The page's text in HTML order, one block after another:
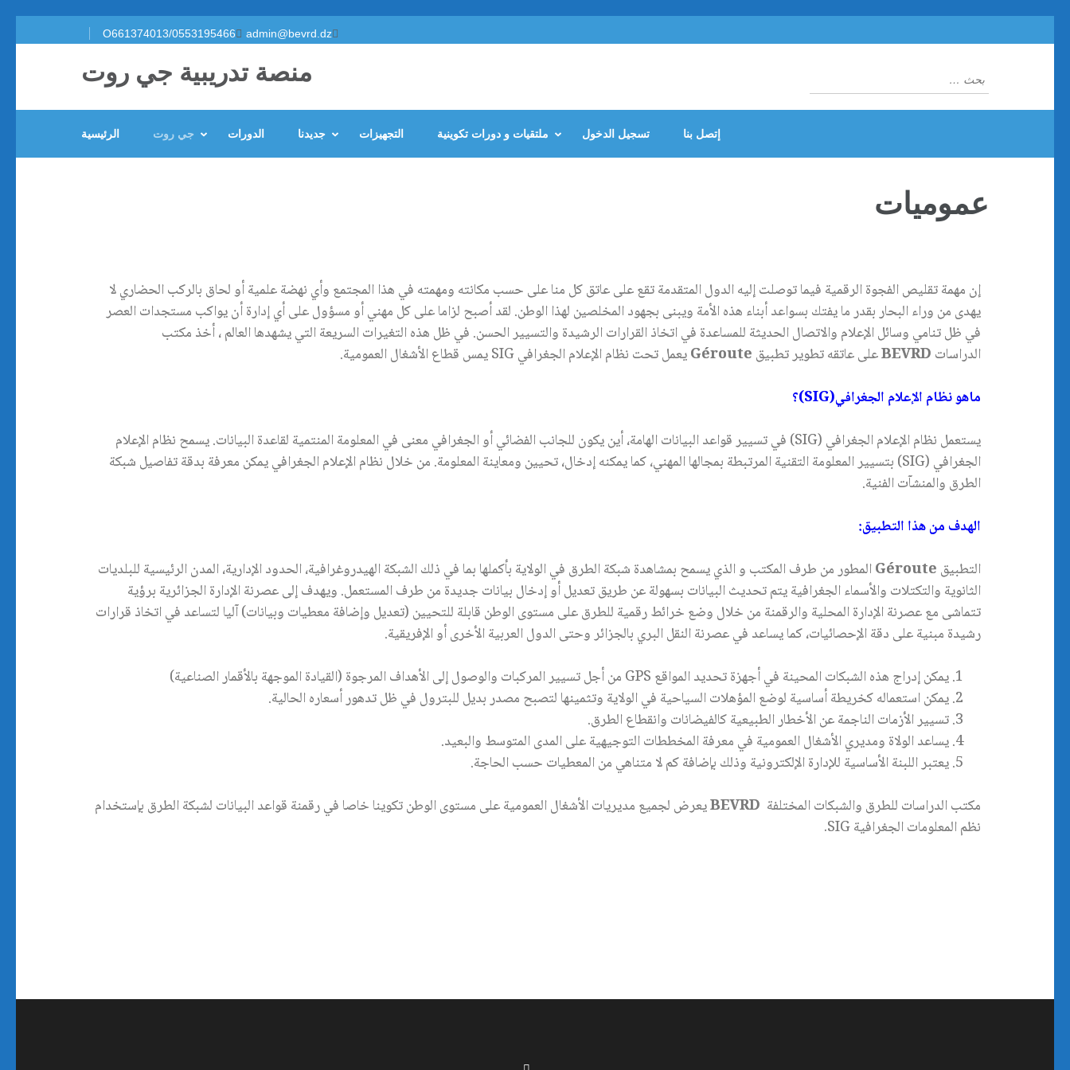
admin@bevrd.dz
O661374013/0553195466
منصة تدريبية جي روت
الرئيسية جي روت الدورات جديدنا التجهيزات ملتقيات و دورات تكوينية تسجيل الدخول إتصل بنا
عموميات
إن مهمة تقليص الفجوة الرقمية فيما توصلت إليه الدول المتقدمة تقع على عاتق كل منا على حسب مكانته ومهمته في هذا المجتمع وأي نهضة علمية أو لحاق بالركب الحضاري لا
يهدى من وراء البحار بقدر ما يفتك بسواعد أبناء هذه الأمة ويبنى بجهود المخلصين لهذا الوطن. لقد أصبح لزاما على كل مهني أو مسؤول على أي إدارة أن يواكب مستجدات العصر
في ظل تنامي وسائل الإعلام والاتصال الحديثة للمساعدة في اتخاذ القرارات الرشيدة والتسيير الحسن. في ظل هذه التغيرات السريعة التي يشهدها العالم ، أخذ مكتب
الدراسات BEVRDعلى عاتقه تطوير تطبيق Gérouteيعمل تحت نظام الإعلام الجغرافي SIG يمس قطاع الأشغال العمومية.
ماهو نظام الإعلام الجغرافي(SIG)
؟
يستعمل نظام الإعلام الجغرافي (SIG) في تسيير قواعد البيانات الهامة، أين يكون للجانب الفضائي أو الجغرافي معنى في المعلومة المنتمية لقاعدة البيانات. يسمح نظام الإعلام
الجغرافي (SIG) بتسيير المعلومة التقنية المرتبطة بمجالها المهني، كما يمكنه إدخال، تحيين ومعاينة المعلومة. من خلال نظام الإعلام الجغرافي يمكن معرفة بدقة تفاصيل شبكة
الطرق والمنشآت الفنية.
الهدف من هذا التطبيق:
التطبيق Gérouteالمطور من طرف المكتب و الذي يسمح بمشاهدة شبكة الطرق في الولاية بأكملها بما في ذلك الشبكة الهيدروغرافية، الحدود الإدارية، المدن الرئيسية للبلديات
الثانوية والتكتلات والأسماء الجغرافية يتم تحديث البيانات بسهولة عن طريق تعديل أو إدخال بيانات جديدة من طرف المستعمل. ويهدف إلى عصرنة الإدارة الجزائرية برؤية
تتماشى مع عصرنة الإدارة المحلية والرقمنة من خلال وضع خرائط رقمية للطرق على مستوى الوطن قابلة للتحيين (تعديل وإضافة معطيات وبيانات) آليا لتساعد في اتخاذ قرارات
رشيدة مبنية على دقة الإحصائيات، كما يساعد في عصرنة النقل البري بالجزائر وحتى الدول العربية الأخرى أو الإفريقية.
يمكن إدراج هذه الشبكات المحينة في أجهزة تحديد المواقع GPS من أجل تسيير المركبات والوصول إلى الأهداف المرجوة (القيادة الموجهة بالأقمار الصناعية)
يمكن استعماله كخريطة أساسية لوضع المؤهلات السياحية في الولاية وتثمينها لتصبح مصدر بديل للبترول في ظل تدهور أسعاره الحالية.
تسيير الأزمات الناجمة عن الأخطار الطبيعية كالفيضانات وانقطاع الطرق.
يساعد الولاة ومديري الأشغال العمومية في معرفة المخططات التوجيهية على المدى المتوسط والبعيد.
يعتبر اللبنة الأساسية للإدارة الإلكترونية وذلك بإضافة كم لا متناهي من المعطيات حسب الحاجة.
مكتب الدراسات للطرق والشبكات المختلفة BEVRDيعرض لجميع مديريات الأشغال العمومية على مستوى الوطن تكوينا خاصا في رقمنة قواعد البيانات لشبكة الطرق بإستخدام
نظم المعلومات الجغرافية SIG.